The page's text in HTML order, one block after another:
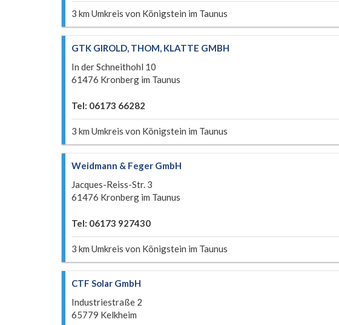
3 km Umkreis von Königstein im Taunus
GTK GIROLD, THOM, KLATTE GMBH
In der Schneithohl 10
61476 Kronberg im Taunus
Tel: 06173 66282
3 km Umkreis von Königstein im Taunus
Weidmann & Feger GmbH
Jacques-Reiss-Str. 3
61476 Kronberg im Taunus
Tel: 06173 927430
3 km Umkreis von Königstein im Taunus
CTF Solar GmbH
Industriestraße 2
65779 Kelkheim